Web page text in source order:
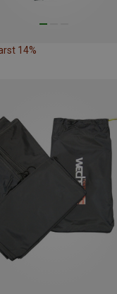
14%